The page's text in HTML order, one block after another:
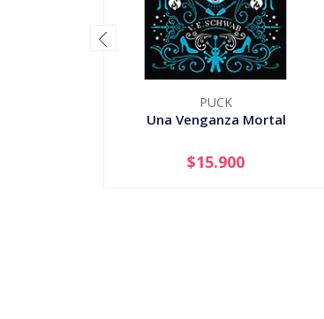
PUCK
Una Venganza Mortal
+
$15.900